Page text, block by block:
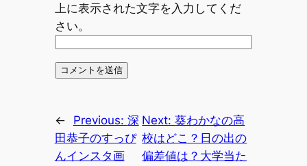
上に表示された文字を入力してくだ
さい。
← Previous: 深
田恭子のすっぴ
んインスタ画
Next:葵わかなの高
校はどこ？日の出の
偏差値は？大学当た